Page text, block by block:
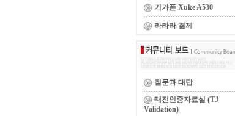
기가폰 Xuke A530
라라라 결제
질문과 대답
태진인증자료실 (TJ
Validation)